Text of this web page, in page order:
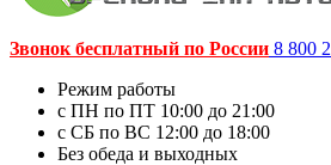
Звонок бесплатный по России 8 800
Режим работы
c ПН по ПТ 10:00 до 21:00
c СБ по ВС 12:00 до 18:00
Без обеда и выходных